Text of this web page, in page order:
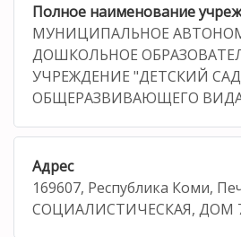
Полное наименование
МУНИЦИПАЛЬНОЕ
ДОШКОЛЬНОЕ
УЧРЕЖДЕНИЕ "ДЕТСКИЙ
ОБЩЕРАЗВИВАЮЩЕГО
Адрес
169607, Республика Коми,
СОЦИАЛИСТИЧЕСКАЯ, ДОМ